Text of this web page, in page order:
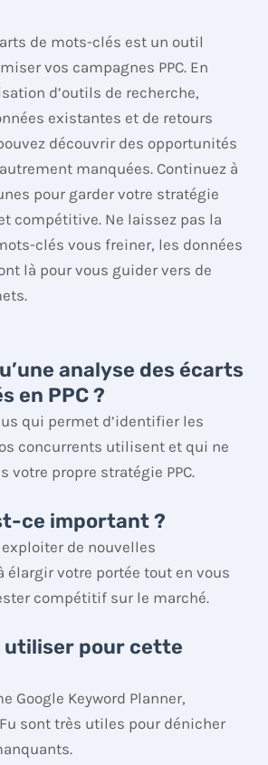
de mots-clés est un outil
vos campagnes PPC. En
d’outils de recherche,
existantes et de retours
découvrir des opportunités
manquées. Continuez à
pour garder votre stratégie
compétitive. Ne laissez pas la
clés vous freiner, les données
là pour vous guider vers de
analyse des écarts
en PPC ?
qui permet d’identifier les
concurrents utilisent et qui ne
votre propre stratégie PPC.
ce important ?
exploiter de nouvelles
élargir votre portée tout en vous
compétitif sur le marché.
utiliser pour cette
Google Keyword Planner,
sont très utiles pour dénicher